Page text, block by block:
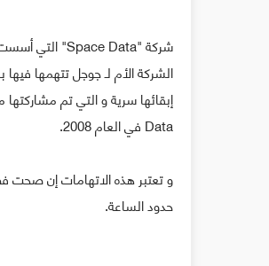
الشركة الأم لـ جوجل تتهمها
Data في العام 2008.
و تعتبر هذه الاتهامات إن صحت
حدود الساعة.